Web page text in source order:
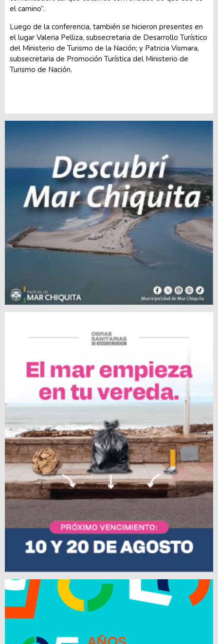
el camino”.
Luego de la conferencia, también se hicieron presentes en
el lugar Valeria Pelliza, subsecretaria de Desarrollo Turístico
del Ministerio de Turismo de la Nación; y Patricia Vismara,
subsecretaria de Promoción Turística del Ministerio de
Turismo de Nación.